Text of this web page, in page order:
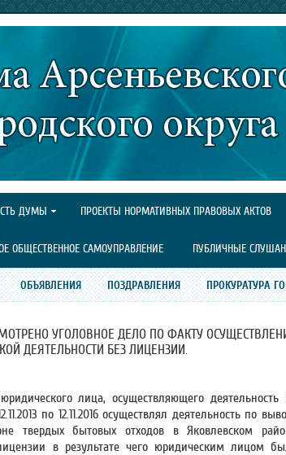
ДУМЫ ПРОЕКТЫ НОРМАТИВНЫХ ПРАВОВЫХ АКТОВ
ОБЩЕСТВЕННОЕ САМОУПРАВЛЕНИЕ ПУБЛИЧНЫЕ
ОБЪЯВЛЕНИЯ ПОЗДРАВЛЕНИЯ ПРОКУРАТУРА
УГОЛОВНОЕ ДЕЛО ПО ФАКТУ
ДЕЯТЕЛЬНОСТИ БЕЗ ЛИЦЕНЗИИ.
лица, осуществляющего деятельность
по 12.11.2016 осуществлял деятельность по
твердых бытовых отходов в Яковлевском
в результате чего юридическим лицом